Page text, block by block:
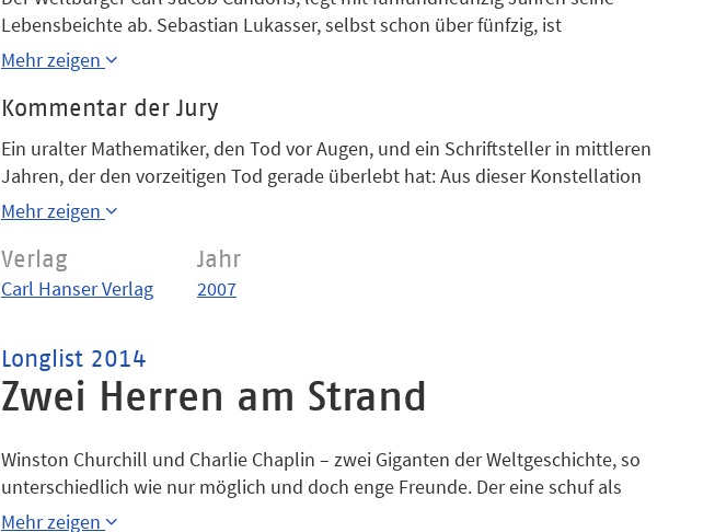
Lebensbeichte ab. Sebastian Lukasser, selbst schon über fünfzig, ist
Schriftsteller und mit der Aufzeichnung betraut. Er vermischt die Geschichten
von seiner und Candoris’ Familie zum Panorama eines ganzen Jahrhunderts. Der
Roman erzählt von persönlichen und politischen Hoffnungen, von Kunst und
Mehr zeigen
Kommentar der Jury
Ein uralter Mathematiker, den Tod vor Augen, und ein Schriftsteller in mittleren
Jahren, der den vorzeitigen Tod gerade überlebt hat: Aus dieser Konstellation
erzählt Michael Köhlmeier die Geschichte eines Jahrhunderts. Eine Vielzahl
plastischer Nebenfiguren und eine überwältigende Fülle historischer Fakten und
kluger Fiktionen zeichnen einen Roman aus, der 800 Seiten kurzweiliger Lektüre
bietet.
Mehr zeigen
Verlag
Carl Hanser Verlag
Jahr
2007
Longlist 2014
Zwei Herren am Strand
Winston Churchill und Charlie Chaplin – zwei Giganten der Weltgeschichte, so
unterschiedlich wie nur möglich und doch enge Freunde. Der eine schuf als
weltberühmter Komiker das Meisterwerk "Der große Diktator", der andere führte
Mehr zeigen